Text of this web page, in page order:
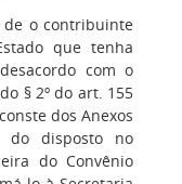
o contribuinte
que tenha
com o
§ 2º do art. 155
dos Anexos
disposto no
do Convênio